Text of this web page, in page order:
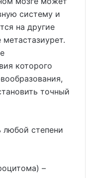
систему и
на другие
которого
точный
степени
–